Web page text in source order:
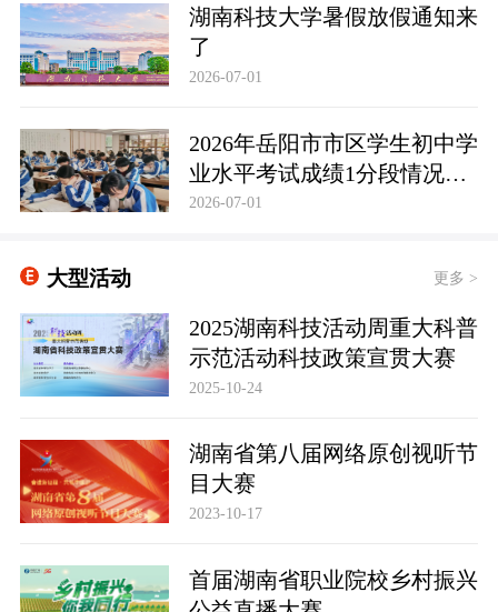
湖南科技大学暑假放假通知来
了
2026-07-01
2026年岳阳市市区学生初中学
业水平考试成绩1分段情况统
计表
2026-07-01
大型活动 更多 >
2025湖南科技活动周重大科普
示范活动科技政策宣贯大赛
2025-10-24
湖南省第八届网络原创视听节
目大赛
2023-10-17
首届湖南省职业院校乡村振兴